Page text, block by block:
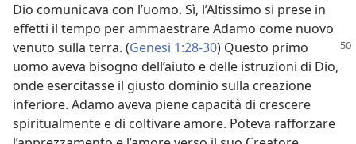
Dio comunicava con l’uomo. Sì, l’Altissimo si prese in
effetti il tempo per ammaestrare Adamo come nuovo
venuto sulla terra. (Genesi 1:28-30) Questo primo
uomo aveva bisogno dell’aiuto e delle istruzioni di Dio,
onde esercitasse il giusto dominio sulla creazione
inferiore. Adamo aveva piene capacità di crescere
spiritualmente e di coltivare amore. Poteva rafforzare